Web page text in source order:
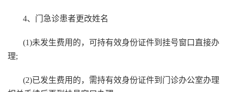
4、门急诊患者更改姓名
(1)未发生费用的，可持有效身份证件到挂号窗口直接办
理;
(2)已发生费用的，需持有效身份证件到门诊办公室办理